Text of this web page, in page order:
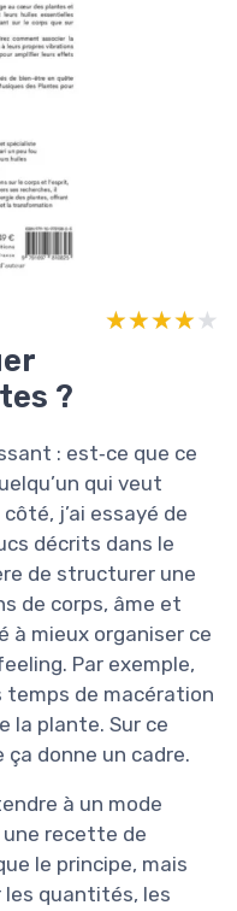
?
★★★★★
★★★★★
: est‑ce que ce
qui veut
j’ai essayé de
décrits dans le
de structurer une
de corps, âme et
à mieux organiser ce
Par exemple,
temps de macération
la plante. Sur ce
ça donne un cadre.
à un mode
une recette de
le principe, mais
les quantités, les